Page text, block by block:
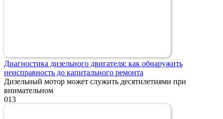
Диагностика дизельного двигателя: как обнаружить
неисправность до капитального ремонта
Дизельный мотор может служить десятилетиями при
внимательном
013